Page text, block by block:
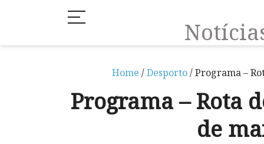
Home /Desporto/ Programa –
Programa – Rota
de